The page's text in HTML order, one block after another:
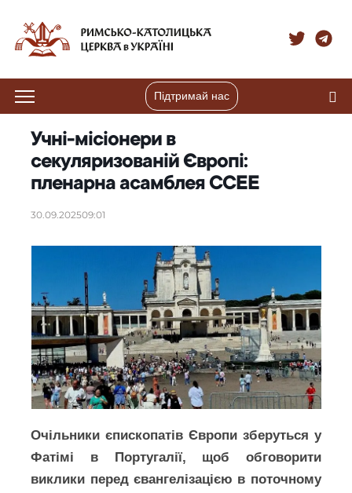
Підтримай нас
Учні-місіонери в
секуляризованій Європі:
пленарна асамблея CCEE
30.09.202509:01
Очільники єпископатів Європи зберуться у
Фатімі в Португалії, щоб обговорити
виклики перед євангелізацією в поточному